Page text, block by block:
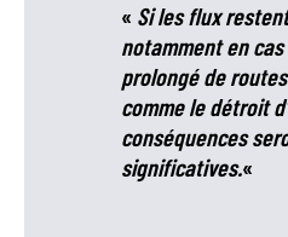
« Si les flux
notamment en
prolongé de
comme le détroit
conséquences
significatives.«